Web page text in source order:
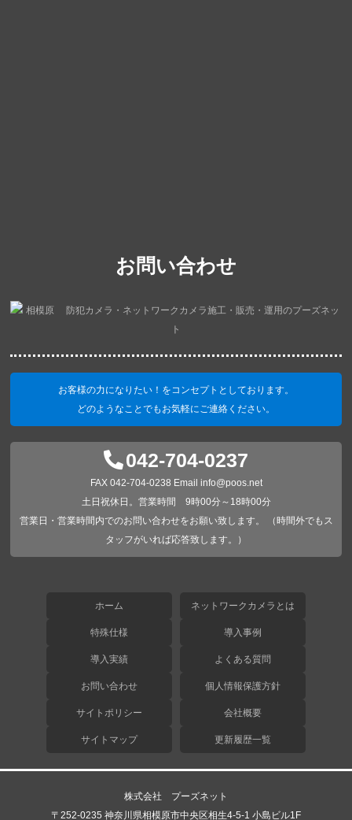
お問い合わせ
お客様の力になりたい！をコンセプトとしております。
どのようなことでもお気軽にご連絡ください。
042-704-0237
FAX 042-704-0238 Email info@poos.net
土日祝休日。営業時間 9時00分～18時00分
営業日・営業時間内でのお問い合わせをお願い致します。 （時間外でもス
タッフがいれば応答致します。）
ホーム ネットワークカメラとは
特殊仕様 導入事例
導入実績 よくある質問
お問い合わせ 個人情報保護方針
サイトポリシー 会社概要
サイトマップ 更新履歴一覧
株式会社 プーズネット
〒252-0235 神奈川県相模原市中央区相生4-5-1 小島ビル1F